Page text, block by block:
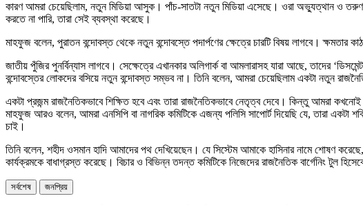
কারণ আমরা চেয়েছিলাম, নতুন মিডিয়া আসুক। পাঁচ-সাতটা নতুন মিডিয়া এসেছে। ওরা অভ্যুত্থান ও
করতে না পারি, তারা সেই ব্যবস্থা করেছে।
মাহফুজ বলেন, পুরাতন বন্দোবস্ত থেকে নতুন বন্দোবস্তে পদার্পণের ক্ষেত্রে চারটি বিষয় লাগবে। ক্ষমতার
জাতীয় পুঁজির পুনর্বিন্যাস লাগবে। সেক্ষেত্রে এখানকার অলিগার্ক বা আমলারাসহ যারা আছে, তাদের
বন্দোবস্তের লোকদের বসিয়ে নতুন বন্দোবস্ত সম্ভব না। তিনি বলেন, আমরা চেয়েছিলাম একটা নতুন
একটা প্রজন্ম রাজনৈতিকভাবে শিক্ষিত হবে এবং তারা রাজনৈতিকভাবে নেতৃত্ব দেবে। কিন্তু আমরা
মাহফুজ আরও বলেন, আমরা এনসিপি বা নাগরিক কমিটিকে এজন্য পলিসি সাপোর্ট দিয়েছি যে, তারা একটা
চাই।
তিনি বলেন, শহীদ ওসমান হাদি আমাদের পথ দেখিয়েছেন। যে সিস্টেম আমাকে হাসিনার নামে শোষণ
কার্যক্রমকে বাধাগ্রস্ত করেছে। বিচার ও বিভিন্ন তদন্ত কমিটিকে নিজেদের রাজনৈতিক বার্গেনিং টুল
সর্বশেষ জনপ্রিয়